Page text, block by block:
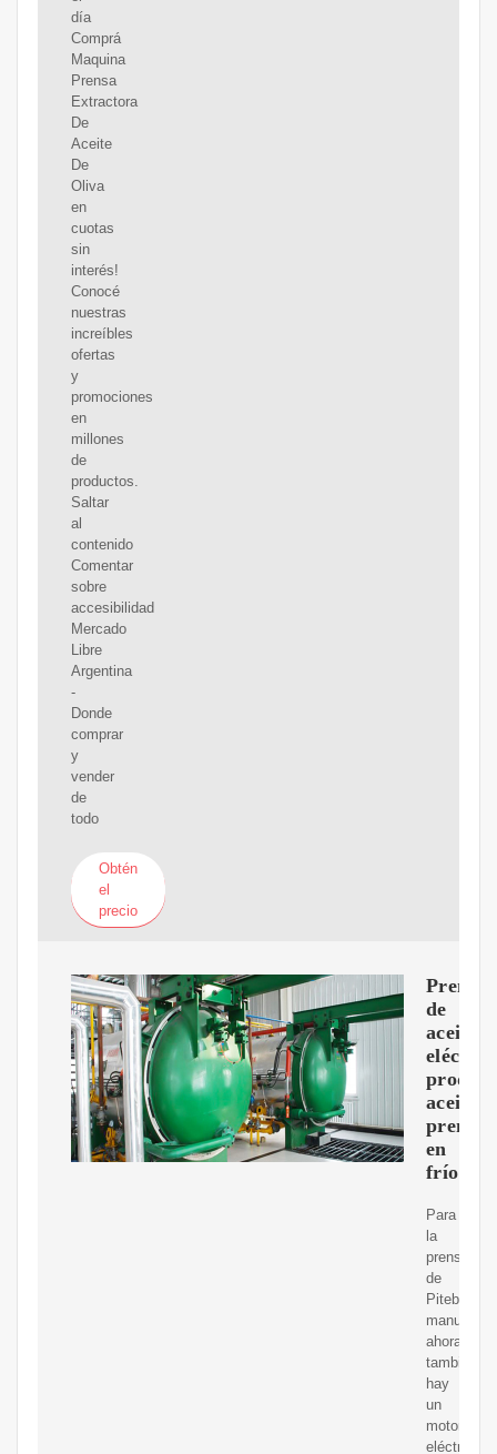
día
Comprá
Maquina
Prensa
Extractora
De
Aceite
De
Oliva
en
cuotas
sin
interés!
Conocé
nuestras
increíbles
ofertas
y
promociones
en
millones
de
productos.
Saltar
al
contenido
Comentar
sobre
accesibilidad
Mercado
Libre
Argentina
-
Donde
comprar
y
vender
de
todo
Obtén
el
precio
Prensa
de
aceite
aceite
en
frío
Para
la
prensa
de
Piteba
manual
ahora
también
hay
un
motor
eléctrico